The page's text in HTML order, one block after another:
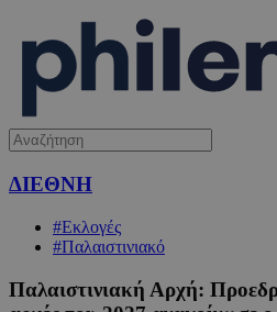
ΔΙΕΘΝΗ
#Εκλογές
#Παλαιστινιακό
Παλαιστινιακή Αρχή: